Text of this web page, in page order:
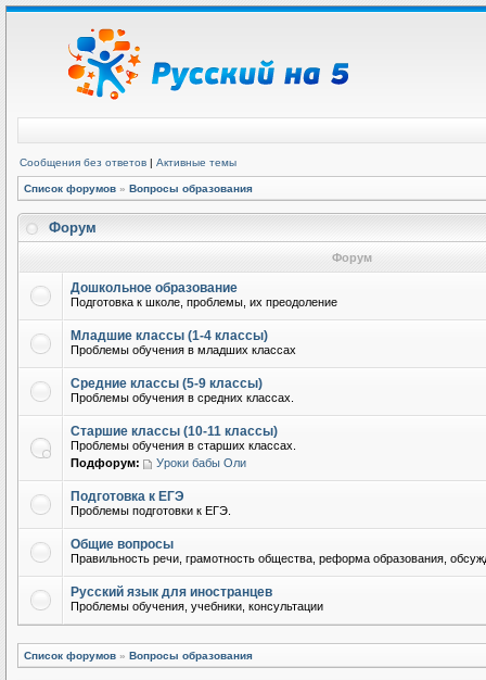
Сообщения без ответов | Активные темы
Список форумов » Вопросы образования
Форум
Форум
Дошкольное образование
Подготовка к школе, проблемы, их преодоление
Младшие классы (1-4 классы)
Проблемы обучения в младших классах
Средние классы (5-9 классы)
Проблемы обучения в средних классах.
Старшие классы (10-11 классы)
Проблемы обучения в старших классах.
Подфорум:
Уроки бабы Оли
Подготовка к ЕГЭ
Проблемы подготовки к ЕГЭ.
Общие вопросы
Правильность речи, грамотность общества, реформа образования,
Русский язык для иностранцев
Проблемы обучения, учебники, консультации
Список форумов » Вопросы образования